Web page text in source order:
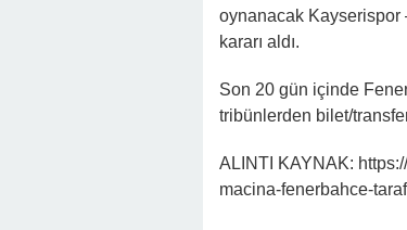
oynanacak Kayserispor
kararı aldı.
Son 20 gün içinde
tribünlerden bilet/
ALINTI KAYNAK:
macina-fenerbahce-